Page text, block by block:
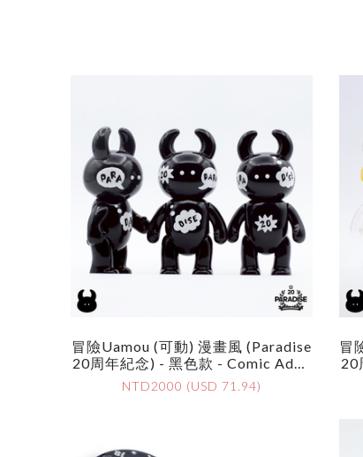
冒險Uamou (可動) 漫畫風 (Paradise
20周年紀念) - 黑色款 - Comic Adve
Nture UAMOU (Paradise 20 Annive
Rsary) - Black
NTD2000 (USD 71.94)
冒
20